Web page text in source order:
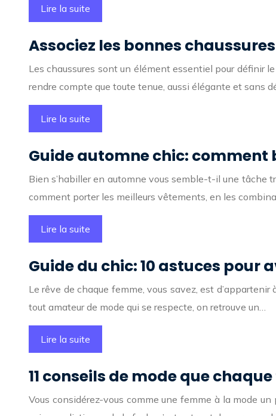
Lire la suite
Associez les bonnes
Les chaussures sont un élément essentiel pour définir
rendre compte que toute tenue, aussi élégante et sans
Lire la suite
Guide automne chic: comment
Bien s’habiller en automne vous semble-t-il une tâche
comment porter les meilleurs vêtements, en les
Lire la suite
Guide du chic: 10 astuces pour
Le rêve de chaque femme, vous savez, est
tout amateur de mode qui se respecte, on retrouve un…
Lire la suite
11 conseils de mode que
Vous considérez-vous comme une femme à la mode